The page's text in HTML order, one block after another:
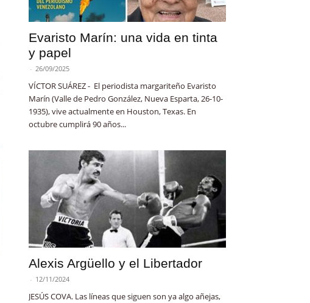
Evaristo Marín: una vida en tinta
y papel
- 26/09/2025
VÍCTOR SUÁREZ - El periodista margariteño Evaristo
Marín (Valle de Pedro González, Nueva Esparta, 26-10-
1935), vive actualmente en Houston, Texas. En
octubre cumplirá 90 años...
Alexis Argüello y el Libertador
- 12/11/2024
JESÚS COVA. Las líneas que siguen son ya algo añejas,